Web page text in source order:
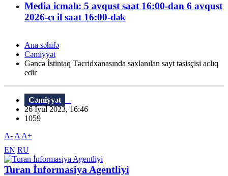
Media icmalı: 5 avqust saat 16:00-dan 6 avqust
2026-cı il saat 16:00-dək
Ana səhifə
Cəmiyyət
Gəncə İstintaq Təcridxanasında saxlanılan sayt təsisçisi aclıq
edir
Cəmiyyət
26 İyul 2023, 16:46
1059
A- A A+
EN RU
Turan İnformasiya Agentliyi